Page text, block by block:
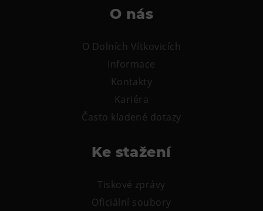
O nás
O Dolních Vítkovicích
Informace
Kontakty
Kariéra
Často kladené dotazy
Ke stažení
Tiskové zprávy
Oficiální soubory